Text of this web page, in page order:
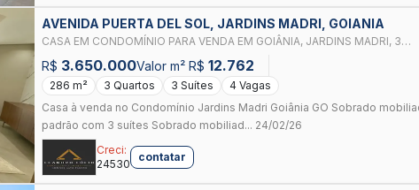
AVENIDA PUERTA DEL SOL, JARDINS MADRI, GOIANIA
CASA EM CONDOMÍNIO PARA VENDA EM GOIÂNIA, JARDINS MADRI, 3
DORMITÓRIOS, 3 SUÍTES, 5 BANHEIROS, 4 VAG
R$ 3.650.000Valor m² R$ 12.762
286 m² 3 Quartos 3 Suítes
4 Vagas
Casa à venda no Condomínio Jardins Madri Goiânia GO Sobrado
padrão com 3 suítes Sobrado mobiliad... 24/02/26
Creci:
24530
contatar